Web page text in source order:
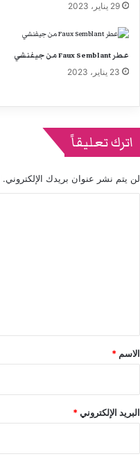
29 يناير، 2023
عطر Faux Semblant من جيفنشي
23 يناير، 2023
اترك تعليقاً
لن يتم نشر عنوان بريدك الإلكتروني.
*
الاسم *
البريد الإلكتروني*